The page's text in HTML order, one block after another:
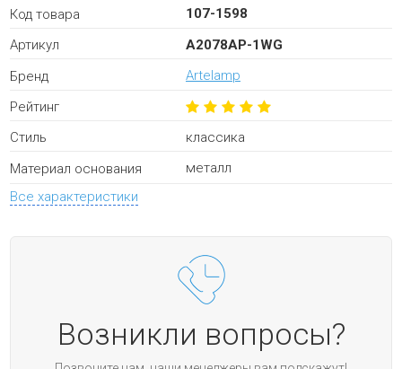
Код товара
107-1598
Артикул
A2078AP-1WG
Бренд
Artelamp
Рейтинг
Стиль
классика
Материал основания
металл
Все характеристики
Возникли вопросы?